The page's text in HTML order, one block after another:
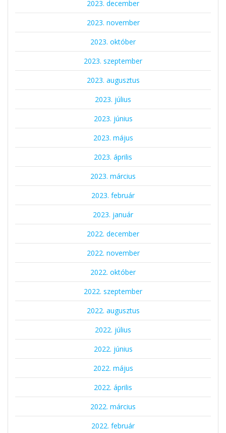
2023. december
2023. november
2023. október
2023. szeptember
2023. augusztus
2023. július
2023. június
2023. május
2023. április
2023. március
2023. február
2023. január
2022. december
2022. november
2022. október
2022. szeptember
2022. augusztus
2022. július
2022. június
2022. május
2022. április
2022. március
2022. február